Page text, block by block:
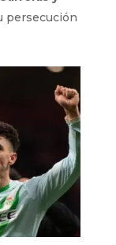
persecución